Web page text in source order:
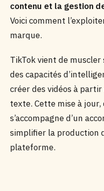
contenu et la gestion
Voici comment
marque.
TikTok vient de muscler
des capacités
créer des vidéos à
texte. Cette mise à
s’accompagne d’un
simplifier la production
plateforme.